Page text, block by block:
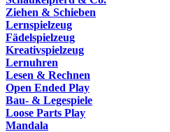
Ziehen & Schieben
Lernspielzeug
Fädelspielzeug
Kreativspielzeug
Lernuhren
Lesen & Rechnen
Open Ended Play
Bau- & Legespiele
Loose Parts Play
Mandala